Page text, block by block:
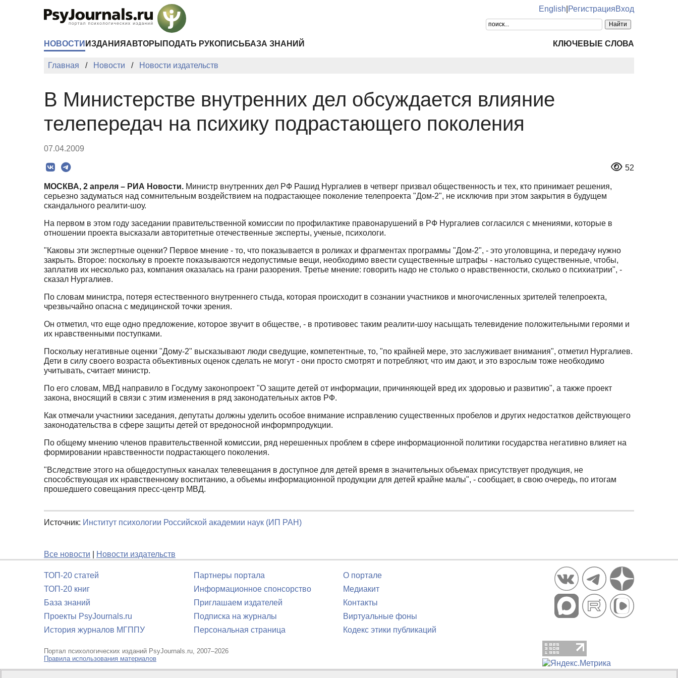
English РегистрацияВход
НОВОСТИ ИЗДАНИЯ АВТОРЫ ПОДАТЬ РУКОПИСЬ БАЗА ЗНАНИЙ КЛЮЧЕВЫЕ СЛОВА
Главная Новости Новости издательств
В Министерстве внутренних дел обсуждается влияние
телепередач на психику подрастающего поколения
07.04.2009
52
МОСКВА, 2 апреля – РИА Новости. Министр внутренних дел РФ Рашид Нургалиев в четверг призвал общественность и тех, кто принимает решения,
серьезно задуматься над сомнительным воздействием на подрастающее поколение телепроекта "Дом-2", не исключив при этом закрытия в будущем
скандального реалити-шоу.
На первом в этом году заседании правительственной комиссии по профилактике правонарушений в РФ Нургалиев согласился с мнениями, которые в
отношении проекта высказали авторитетные отечественные эксперты, ученые, психологи.
"Каковы эти экспертные оценки? Первое мнение - то, что показывается в роликах и фрагментах программы "Дом-2", - это уголовщина, и передачу нужно
закрыть. Второе: поскольку в проекте показываются недопустимые вещи, необходимо ввести существенные штрафы - настолько существенные, чтобы,
заплатив их несколько раз, компания оказалась на грани разорения. Третье мнение: говорить надо не столько о нравственности, сколько о психиатрии", -
сказал Нургалиев.
По словам министра, потеря естественного внутреннего стыда, которая происходит в сознании участников и многочисленных зрителей телепроекта,
чрезвычайно опасна с медицинской точки зрения.
Он отметил, что еще одно предложение, которое звучит в обществе, - в противовес таким реалити-шоу насыщать телевидение положительными героями и
их нравственными поступками.
Поскольку негативные оценки "Дому-2" высказывают люди сведущие, компетентные, то, "по крайней мере, это заслуживает внимания", отметил Нургалиев.
Дети в силу своего возраста объективных оценок сделать не могут - они просто смотрят и потребляют, что им дают, и это взрослым тоже необходимо
учитывать, считает министр.
По его словам, МВД направило в Госдуму законопроект "О защите детей от информации, причиняющей вред их здоровью и развитию", а также проект
закона, вносящий в связи с этим изменения в ряд законодательных актов РФ.
Как отмечали участники заседания, депутаты должны уделить особое внимание исправлению существенных пробелов и других недостатков действующего
законодательства в сфере защиты детей от вредоносной информпродукции.
По общему мнению членов правительственной комиссии, ряд нерешенных проблем в сфере информационной политики государства негативно влияет на
формировании нравственности подрастающего поколения.
"Вследствие этого на общедоступных каналах телевещания в доступное для детей время в значительных объемах присутствует продукция, не
способствующая их нравственному воспитанию, а объемы информационной продукции для детей крайне малы", - сообщает, в свою очередь, по итогам
прошедшего совещания пресс-центр МВД.
Источник: Институт психологии Российской академии наук (ИП РАН)
Все новости Новости издательств
ТОП-20 статей
ТОП-20 книг
База знаний
Проекты PsyJournals.ru
История журналов МГППУ
Партнеры портала
Информационное спонсорство
Приглашаем издателей
Подписка на журналы
Персональная страница
О портале
Медиакит
Контакты
Виртуальные фоны
Кодекс этики публикаций
Портал психологических изданий PsyJournals.ru, 2007–2026
Правила использования материалов
Свидетельство регистрации СМИЭл № ФС77-66447 от 14 июля 2016 г.